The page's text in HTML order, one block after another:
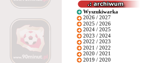
Wyszukiwarka
2026 / 2027
2025 / 2026
2024 / 2025
2023 / 2024
2022 / 2023
2021 / 2022
2020 / 2021
2019 / 2020